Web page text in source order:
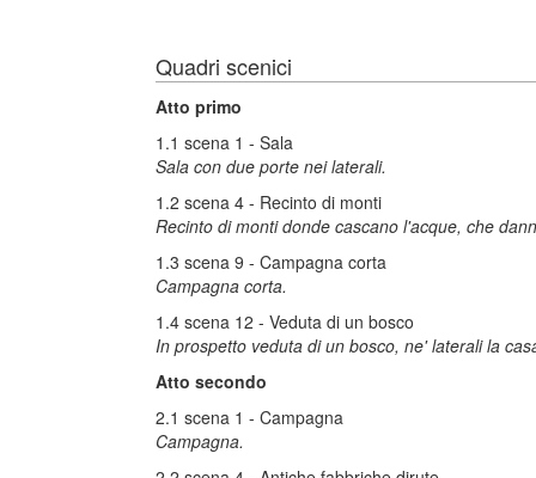
Quadri scenici
Atto primo
1.1 scena 1 - Sala
Sala con due porte nei laterali.
1.2 scena 4 - Recinto di monti
Recinto di monti donde cascano l'acque, che
1.3 scena 9 - Campagna corta
Campagna corta.
1.4 scena 12 - Veduta di un bosco
In prospetto veduta di un bosco, ne' laterali la
Atto secondo
2.1 scena 1 - Campagna
Campagna.